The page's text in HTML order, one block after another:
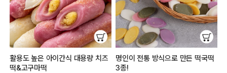
활용도 높은 아이간식 대용량 치즈
떡&고구마떡
명인이 전통 방식으로 만든 떡국떡
3종!